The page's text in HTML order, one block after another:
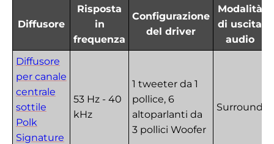
Diffusore
Risposta
in
frequenza
Configurazione
del driver
Modalità
di uscita
audio
Diffusore
per canale
centrale
sottile
Polk
Signature
53 Hz - 40
kHz
1 tweeter da 1
pollice, 6
altoparlanti da
3 pollici Woofer
Surround